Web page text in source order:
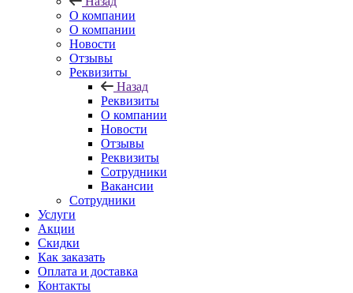
О компании
О компании
Новости
Отзывы
Реквизиты
Назад
Реквизиты
О компании
Новости
Отзывы
Реквизиты
Сотрудники
Вакансии
Сотрудники
Услуги
Акции
Скидки
Как заказать
Оплата и доставка
Контакты